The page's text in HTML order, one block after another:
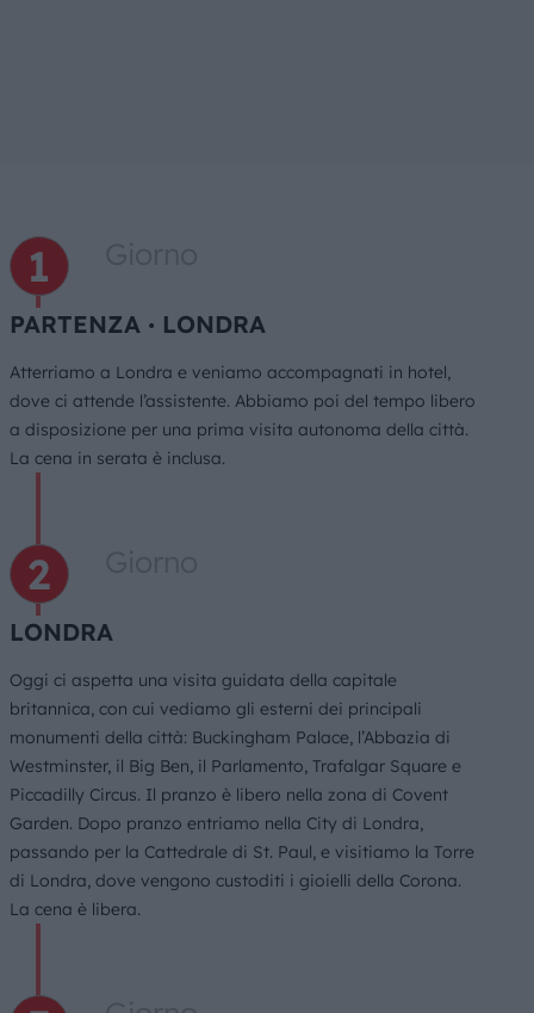
PARTENZA ∙ LONDRA
Atterriamo a Londra e veniamo accompagnati in hotel,
dove ci attende l’assistente. Abbiamo poi del tempo libero
a disposizione per una prima visita autonoma della città.
La cena in serata è inclusa.
LONDRA
Oggi ci aspetta una visita guidata della capitale
britannica, con cui vediamo gli esterni dei principali
monumenti della città: Buckingham Palace, l’Abbazia di
Westminster, il Big Ben, il Parlamento, Trafalgar Square e
Piccadilly Circus. Il pranzo è libero nella zona di Covent
Garden. Dopo pranzo entriamo nella City di Londra,
passando per la Cattedrale di St. Paul, e visitiamo la Torre
di Londra, dove vengono custoditi i gioielli della Corona.
La cena è libera.